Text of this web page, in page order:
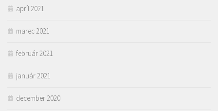
apríl 2021
marec 2021
február 2021
január 2021
december 2020